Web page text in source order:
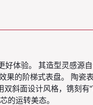
体验。 其造型灵感源
果的阶梯式表盘。 陶瓷
斜面设计风格，镌刻有
的运转美态。